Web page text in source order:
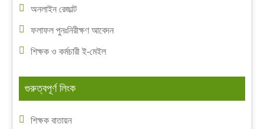
অনলাইন রেজাল্ট
ফলাফল পুনঃনিরীক্ষণ আবেদন
শিক্ষক ও কর্মচারী ই-মেইল
গুরুত্বপূর্ণ লিংক
শিক্ষক বাতায়ন